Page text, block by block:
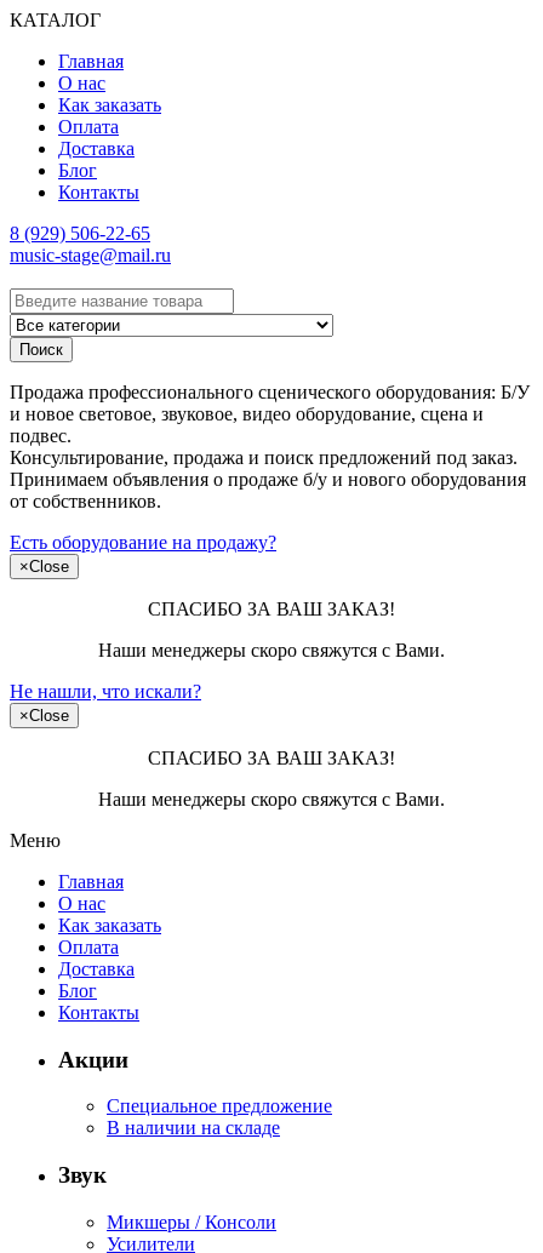
КАТАЛОГ
Главная
О нас
Как заказать
Оплата
Доставка
Блог
Контакты
8 (929) 506-22-65
music-stage@mail.ru
Поиск
Продажа профессионального сценического оборудования: Б/У
и новое световое, звуковое, видео оборудование, сцена и
подвес.
Консультирование, продажа и поиск предложений под заказ.
Принимаем объявления о продаже б/у и нового оборудования
от собственников.
Есть оборудование на продажу?
×Close
СПАСИБО ЗА ВАШ ЗАКАЗ!
Наши менеджеры скоро свяжутся с Вами.
Не нашли, что искали?
×Close
СПАСИБО ЗА ВАШ ЗАКАЗ!
Наши менеджеры скоро свяжутся с Вами.
Меню
Главная
О нас
Как заказать
Оплата
Доставка
Блог
Контакты
Акции
Специальное предложение
В наличии на складе
Звук
Микшеры / Консоли
Усилители